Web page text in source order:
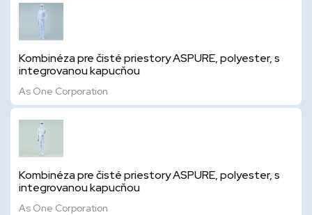
Kombinéza pre čisté priestory ASPURE, polyester, s
integrovanou kapucňou
As One Corporation
Kombinéza pre čisté priestory ASPURE, polyester, s
integrovanou kapucňou
As One Corporation